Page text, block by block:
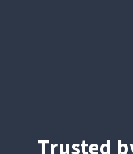
Trusted